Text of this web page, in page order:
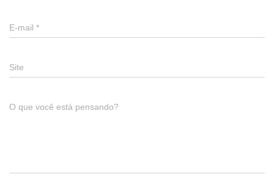
E-mail *
Site
O que você está pensando?